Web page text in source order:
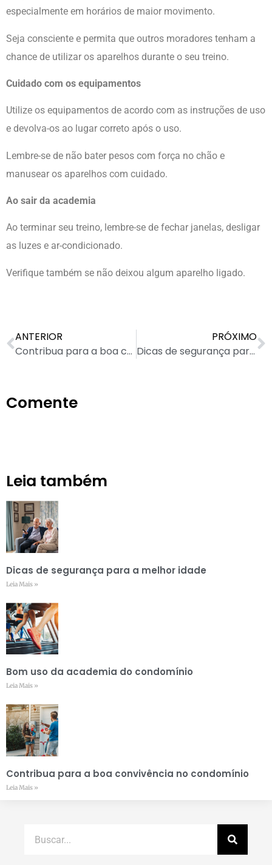
especialmente em horários de maior movimento.
Seja consciente e permita que outros moradores tenham a
chance de utilizar os aparelhos durante o seu treino.
Cuidado com os equipamentos
Utilize os equipamentos de acordo com as instruções de uso
e devolva-os ao lugar correto após o uso.
Lembre-se de não bater pesos com força no chão e
manusear os aparelhos com cuidado.
Ao sair da academia
Ao terminar seu treino, lembre-se de fechar janelas, desligar
as luzes e ar-condicionado.
Verifique também se não deixou algum aparelho ligado.
ANTERIOR
Contribua para a boa convivência no condomínio
PRÓXIMO
Dicas de segurança para a melhor idade
Comente
Leia também
Dicas de segurança para a melhor idade
Leia Mais »
Bom uso da academia do condomínio
Leia Mais »
Contribua para a boa convivência no condomínio
Leia Mais »